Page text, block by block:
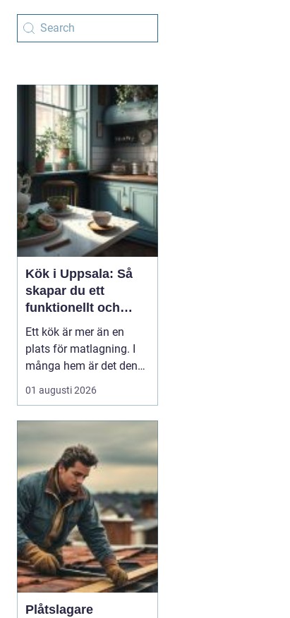
Kök i Uppsala: Så
skapar du ett
funktionellt och
personligt kök
Ett kök är mer än en
plats för matlagning. I
många hem är det den
samlingspunkten där
boende i Uppsala söker
inspiration kring kök
Uppsala h...
01 augusti 2026
Plåtslagare